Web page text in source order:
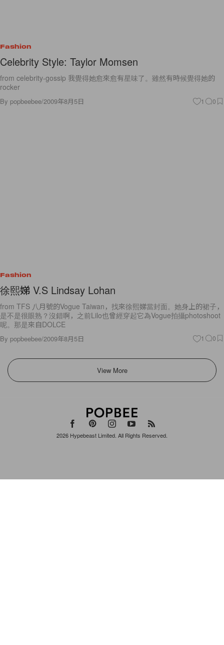
Fashion
Celebrity Style: Taylor Momsen
from celebrity-gossip 我覺得她愈來愈有星味了。雖然有時候覺得她的
rocker
By popbeebee/2009年8月5日 1 0
Fashion
徐熙娣 V.S Lindsay Lohan
from TFS 八月號的Vogue Taiwan，找來徐熙娣當封面。她身上的裙子，
是不是很眼熟？沒錯啊，之前Lilo也曾經穿起它為Vogue拍攝photoshoot
呢。那是來自DOLCE
By popbeebee/2009年8月5日 1 0
View More
2026 Hypebeast Limited. All Rights Reserved.